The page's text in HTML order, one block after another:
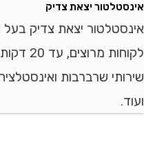
יצאת צדיק
לקוחות
שרברבות ואינסטלציה,